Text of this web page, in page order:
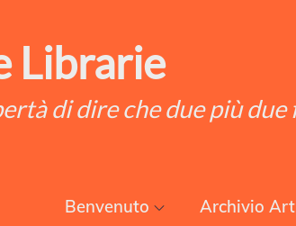
Librarie
di dire che due più
Benvenuto Archivio